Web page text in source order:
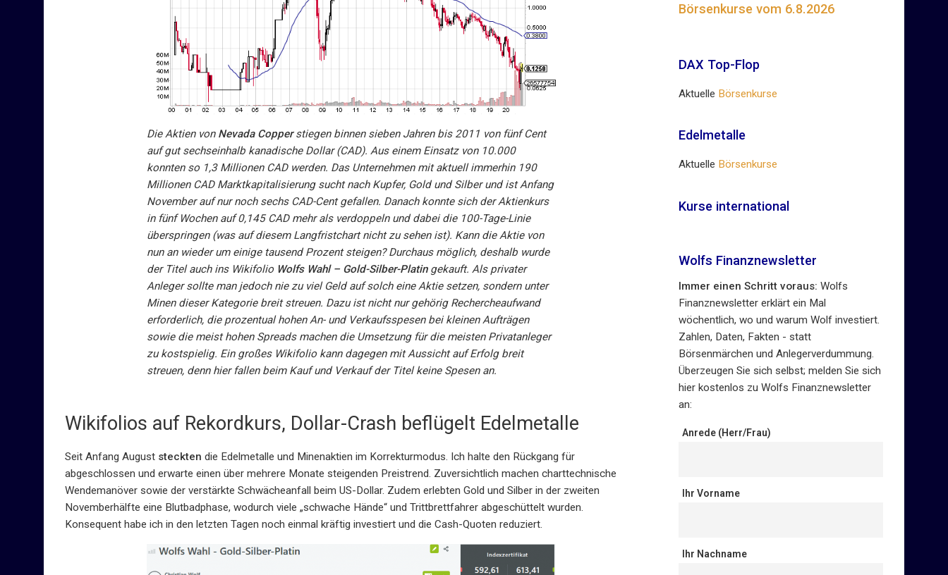
Die Aktien von Nevada Copperstiegen binnen sieben Jahren bis 2011 von fünf Cent
auf gut sechseinhalb kanadische Dollar (CAD). Aus einem Einsatz von 10.000
konnten so 1,3 Millionen CAD werden. Das Unternehmen mit aktuell immerhin 190
Millionen CAD Marktkapitalisierung sucht nach Kupfer, Gold und Silber und ist Anfang
November auf nur noch sechs CAD-Cent gefallen. Danach konnte sich der Aktienkurs
in fünf Wochen auf 0,145 CAD mehr als verdoppeln und dabei die 100-Tage-Linie
überspringen (was auf diesem Langfristchart nicht zu sehen ist). Kann die Aktie von
nun an wieder um einige tausend Prozent steigen? Durchaus möglich, deshalb wurde
der Titel auch ins Wikifolio Wolfs Wahl – Gold-Silber-Platin gekauft. Als privater
Anleger sollte man jedoch nie zu viel Geld auf solch eine Aktie setzen, sondern unter
Minen dieser Kategorie breit streuen. Dazu ist nicht nur gehörig Rechercheaufwand
erforderlich, die prozentual hohen An- und Verkaufsspesen bei kleinen Aufträgen
sowie die meist hohen Spreads machen die Umsetzung für die meisten Privatanleger
zu kostspielig. Ein großes Wikifolio kann dagegen mit Aussicht auf Erfolg breit
streuen, denn hier fallen beim Kauf und Verkauf der Titel keine Spesen an.
Wikifolios auf Rekordkurs, Dollar-Crash beflügelt Edelmetalle
Seit Anfang August steckten die Edelmetalle und Minenaktien im Korrekturmodus. Ich halte den Rückgang für
abgeschlossen und erwarte einen über mehrere Monate steigenden Preistrend. Zuversichtlich machen charttechnische
Wendemanöver sowie der verstärkte Schwächeanfall beim US-Dollar. Zudem erlebten Gold und Silber in der zweiten
Novemberhälfte eine Blutbadphase, wodurch viele „schwache Hände“ und Trittbrettfahrer abgeschüttelt wurden.
Konsequent habe ich in den letzten Tagen noch einmal kräftig investiert und die Cash-Quoten reduziert.
Börsenkurse vom 6.8.2026
DAX Top-Flop
Aktuelle Börsenkurse
Edelmetalle
Aktuelle Börsenkurse
Kurse international
Wolfs Finanznewsletter
Immer einen Schritt voraus: Wolfs
Finanznewsletter erklärt ein Mal
wöchentlich, wo und warum Wolf investiert.
Zahlen, Daten, Fakten - statt
Börsenmärchen und Anlegerverdummung.
Überzeugen Sie sich selbst; melden Sie sich
hier kostenlos zu Wolfs Finanznewsletter
an:
Anrede (Herr/Frau)
Ihr Vorname
Ihr Nachname